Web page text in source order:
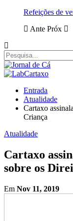
Refeições de
Ante Próx
Entrada
Atualidade
Cartaxo
Criança
Atualidade
Cartaxo
sobre os
Em Nov 11, 2019